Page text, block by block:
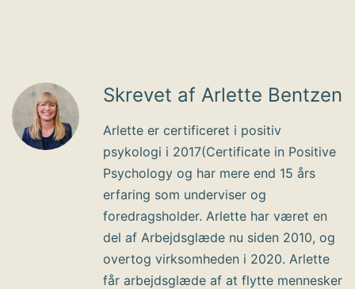
Skrevet af Arlette Bentzen
Arlette er certificeret i positiv
psykologi i 2017(Certificate in Positive
Psychology og har mere end 15 års
erfaring som underviser og
foredragsholder. Arlette har været en
del af Arbejdsglæde nu siden 2010, og
overtog virksomheden i 2020. Arlette
får arbejdsglæde af at flytte mennesker